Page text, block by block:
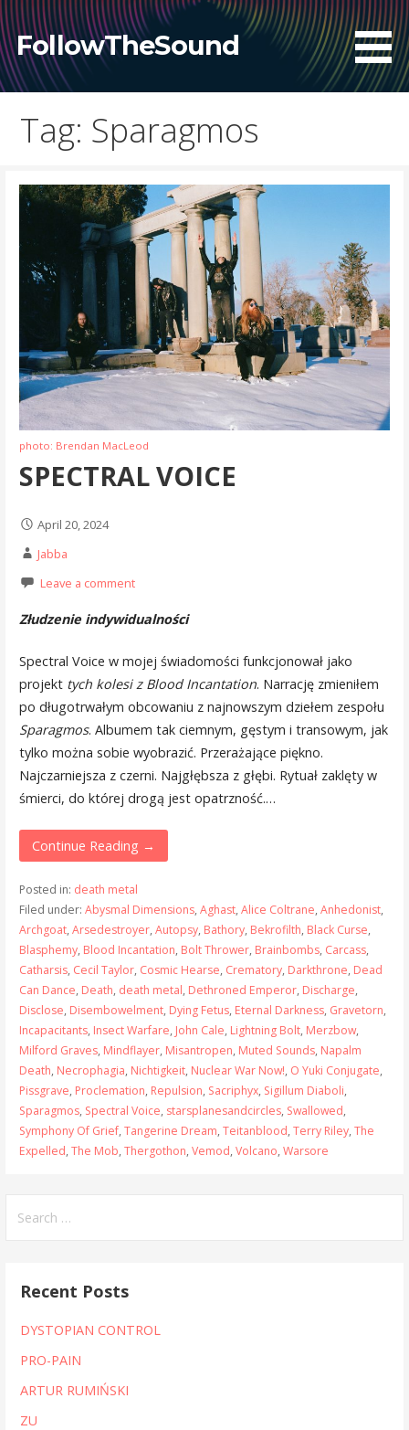
Skip
to
content
FollowTheSound
Tag: Sparagmos
photo: Brendan MacLeod
SPECTRAL VOICE
April 20, 2024
Jabba
Leave a comment
Złudzenie indywidualności
Spectral Voice w mojej świadomości funkcjonował jako
projekt tych kolesi z Blood Incantation. Narrację zmieniłem
po długotrwałym obcowaniu z najnowszym dziełem zespołu
Sparagmos. Albumem tak ciemnym, gęstym i transowym, jak
tylko można sobie wyobrazić. Przerażające piękno.
Najczarniejsza z czerni. Najgłębsza z głębi. Rytuał zaklęty w
śmierci, do której drogą jest opatrzność.…
Continue Reading →
Posted in: death metal
Filed under: Abysmal Dimensions, Aghast, Alice Coltrane, Anhedonist,
Archgoat, Arsedestroyer, Autopsy, Bathory, Bekrofilth, Black Curse,
Blasphemy, Blood Incantation, Bolt Thrower, Brainbombs, Carcass,
Catharsis, Cecil Taylor, Cosmic Hearse, Crematory, Darkthrone, Dead
Can Dance, Death, death metal, Dethroned Emperor, Discharge,
Disclose, Disembowelment, Dying Fetus, Eternal Darkness, Gravetorn,
Incapacitants, Insect Warfare, John Cale, Lightning Bolt, Merzbow,
Milford Graves, Mindflayer, Misantropen, Muted Sounds, Napalm
Death, Necrophagia, Nichtigkeit, Nuclear War Now!, O Yuki Conjugate,
Pissgrave, Proclemation, Repulsion, Sacriphyx, Sigillum Diaboli,
Sparagmos, Spectral Voice, starsplanesandcircles, Swallowed,
Symphony Of Grief, Tangerine Dream, Teitanblood, Terry Riley, The
Expelled, The Mob, Thergothon, Vemod, Volcano, Warsore
for:
Recent Posts
DYSTOPIAN CONTROL
PRO-PAIN
ARTUR RUMIŃSKI
ZU